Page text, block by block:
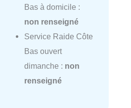
Bas à domicile :
non renseigné
Service Raide Côte
Bas ouvert
dimanche : non
renseigné